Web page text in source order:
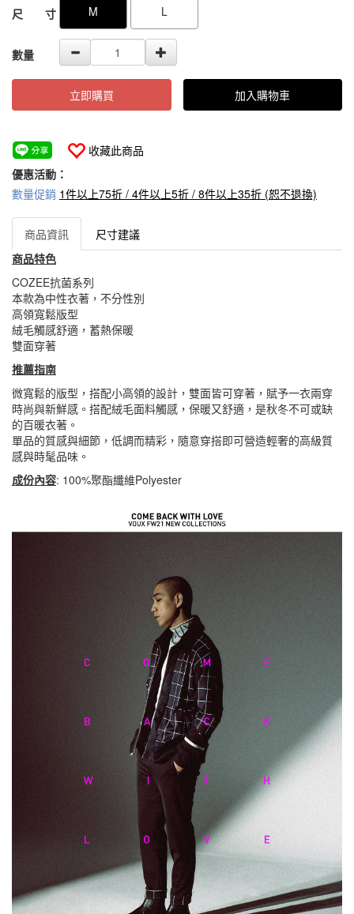
尺 寸 M L
數量
立即購買 加入購物車
收藏此商品
優惠活動：
數量促銷 1件以上75折 / 4件以上5折 / 8件以上35折 (恕不退換)
商品資訊
尺寸建議
商品特色
COZEE抗菌系列
本款為中性衣著，不分性別
高領寬鬆版型
絨毛觸感舒適，蓄熱保暖
雙面穿著
推薦指南
微寬鬆的版型，搭配小高領的設計，雙面皆可穿著，賦予一衣兩穿
時尚與新鮮感。搭配絨毛面料觸感，保暖又舒適，是秋冬不可或缺
的百暖衣著。
單品的質感與細節，低調而精彩，隨意穿搭即可營造輕奢的高級質
感與時髦品味。
成份內容: 100%聚酯纖維Polyester